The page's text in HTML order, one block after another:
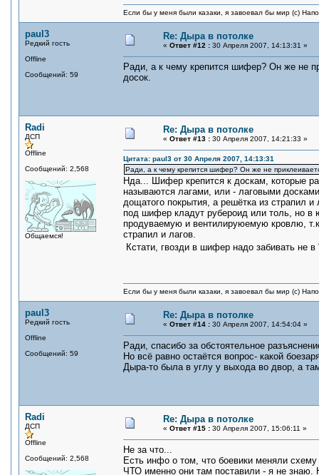
Если бы у меня были казаки, я завоевал бы мир (с)
paul3
Редкий гость
Offline
Сообщений: 59
Re: Дыра в потолке
« Ответ #12 : 30 Апреля 2007, 14:13:31 »
Ради, а к чему крепится шифер? Он же не
досок.
Radi
ДСП
Offline
Сообщений: 2,568
Общаемся!
Re: Дыра в потолке
« Ответ #13 : 30 Апреля 2007, 14:21:33 »
Цитата: paul3 от 30 Апреля 2007, 14:13:31
Ради, а к чему крепится шифер? Он же не
Нда... Шифер крепится к доскам, которые
называются лагами, или - лаговыми
дощатого покрытия, а решётка из страпил и
под шифер кладут рубероид или толь, но в
продуваемую и вентилируюемую кровлю,
страпил и лагов.
Кстати, гвозди в шифер надо забивать не
Если бы у меня были казаки, я завоевал бы мир (с)
paul3
Редкий гость
Offline
Сообщений: 59
Re: Дыра в потолке
« Ответ #14 : 30 Апреля 2007, 14:54:04 »
Ради, спасибо за обстоятельное
Но всё равно остаётся вопрос- какой
Дыра-то была в углу у выхода во двор, а
Radi
ДСП
Offline
Сообщений: 2,568
Re: Дыра в потолке
« Ответ #15 : 30 Апреля 2007, 15:06:11 »
Не за что...
Есть инфо о том, что боевики меняли
ЧТО именно они там поставили - я не